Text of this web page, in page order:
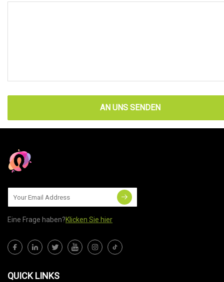
AN UNS SENDEN
Eine Frage haben?Klicken Sie hier
QUICK LINKS